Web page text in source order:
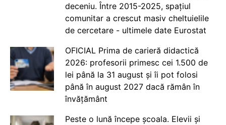
deceniu. Între 2015-2025, spațiul
comunitar a crescut masiv cheltuielile
de cercetare - ultimele date Eurostat
OFICIAL Prima de carieră didactică
2026: profesorii primesc cei 1.500 de
lei până la 31 august și îi pot folosi
până în august 2027 dacă rămân în
învățământ
Peste o lună începe școala. Elevii și